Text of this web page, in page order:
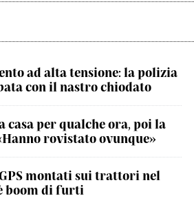
ad alta tensione: la polizia
con il nastro chiodato
casa per qualche ora, poi la
rovistato ovunque»
montati sui trattori nel
boom di furti